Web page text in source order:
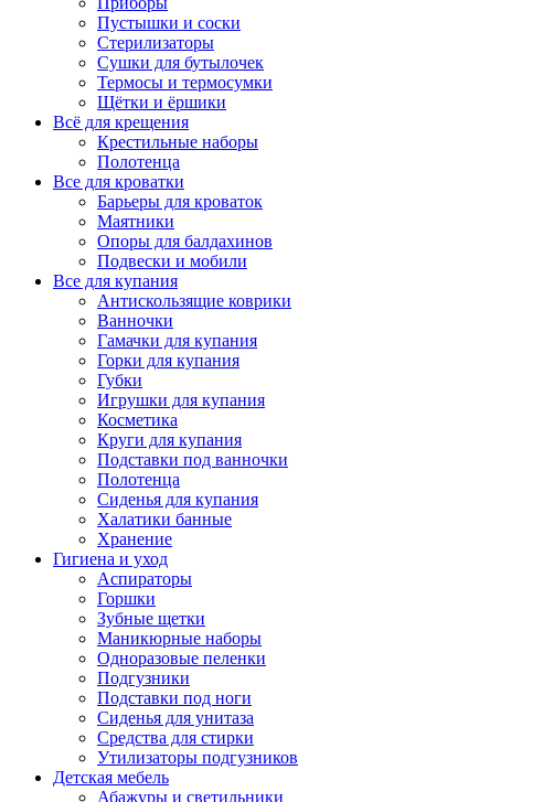
Пустышки и соски
Стерилизаторы
Сушки для бутылочек
Термосы и термосумки
Щётки и ёршики
Всё для крещения
Крестильные наборы
Полотенца
Все для кроватки
Барьеры для кроваток
Маятники
Опоры для балдахинов
Подвески и мобили
Все для купания
Антискользящие коврики
Ванночки
Гамачки для купания
Горки для купания
Губки
Игрушки для купания
Косметика
Круги для купания
Подставки под ванночки
Полотенца
Сиденья для купания
Халатики банные
Хранение
Гигиена и уход
Аспираторы
Горшки
Зубные щетки
Маникюрные наборы
Одноразовые пеленки
Подгузники
Подставки под ноги
Сиденья для унитаза
Средства для стирки
Утилизаторы подгузников
Детская мебель
Абажуры и светильники